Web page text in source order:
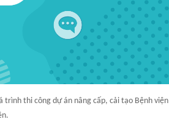
trình thi công dự án nâng cấp, cải tạo Bệnh viện